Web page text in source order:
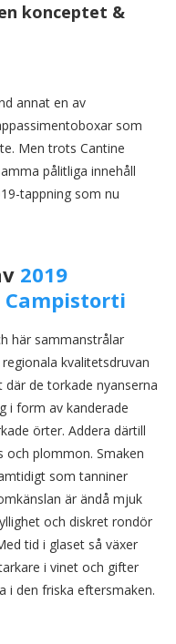
konceptet &
annat en av
som
Men trots Cantine
pålitliga innehåll
tappning som nu
2019
Campistorti
här sammanstrålar
kvalitetsdruvan
de torkade nyanserna
i form av kanderade
örter. Addera därtill
och plommon. Smaken
som tanniner
är ändå mjuk
och diskret rondör
tid i glaset så växer
i vinet och gifter
i den friska eftersmaken.